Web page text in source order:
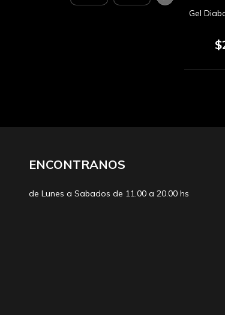
Gel
ENCONTRANOS
de Lunes a Sabados de 11.00 a 20.00 hs